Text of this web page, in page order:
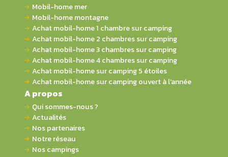
Mobil-home mer
Mobil-home montagne
Achat mobil-home 1 chambre sur camping
Achat mobil-home 2 chambres sur camping
Achat mobil-home 3 chambres sur camping
Achat mobil-home 4 chambres sur camping
Achat mobil-home sur camping 5 étoiles
Achat mobil-home sur camping ouvert à l'année
A propos
Qui sommes-nous ?
Actualités
Nos partenaires
Notre réseau
Nos campings